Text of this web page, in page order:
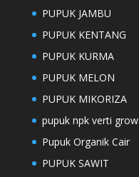
PUPUK JAMBU
PUPUK KENTANG
PUPUK KURMA
PUPUK MELON
PUPUK MIKORIZA
pupuk npk verti grow
Pupuk Organik Cair
PUPUK SAWIT